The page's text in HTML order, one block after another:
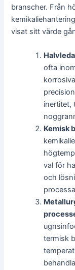
branscher. Från
visat sitt värde
ofta
inertitet,
Kemisk
val för
och
termisk